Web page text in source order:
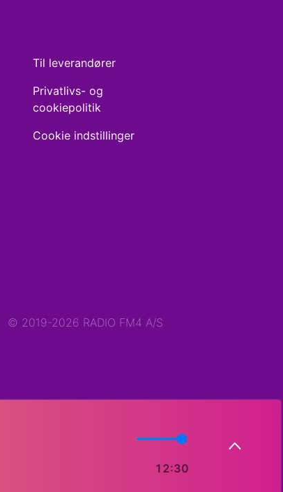
Til leverandører
Privatlivs- og
cookiepolitik
Cookie indstillinger
© 2019-2026 RADIO FM4 A/S
12:30